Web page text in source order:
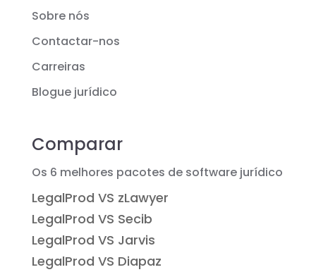
Sobre nós
Contactar-nos
Carreiras
Blogue jurídico
Comparar
Os 6 melhores pacotes de software jurídico
LegalProd VS zLawyer
LegalProd VS Secib
LegalProd VS Jarvis
LegalProd VS Diapaz